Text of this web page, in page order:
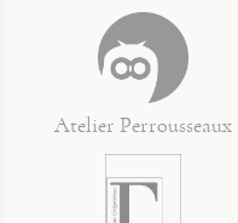
Atelier Perrousseaux